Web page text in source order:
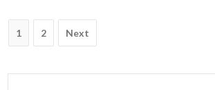
Post
1 2 Next